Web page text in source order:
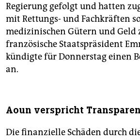
Regierung gefolgt und hatten
mit Rettungs- und Fachkräften
medizinischen Gütern und Geld
französische Staatspräsident
kündigte für Donnerstag einen
an.
Aoun verspricht
Die finanzielle Schäden durch